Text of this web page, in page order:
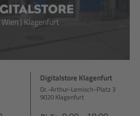
Digitalstore Klagenfurt
Dr.-Arthur-Lemisch-Platz 3
9020 Klagenfurt